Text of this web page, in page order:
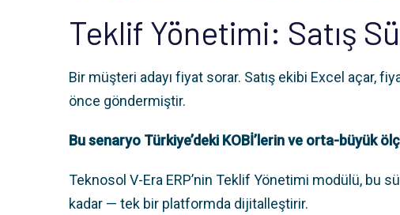
Teklif Yönetimi: Satış
Bir müşteri adayı fiyat sorar. Satış ekibi Excel açar,
önce göndermiştir.
Bu senaryo Türkiye’deki KOBİ’lerin ve orta-büyük
Teknosol V-Era ERP’nin Teklif Yönetimi modülü, bu
kadar — tek bir platformda dijitalleştirir.